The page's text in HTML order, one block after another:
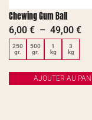
Chewing Gum Ball
6,00 € – 49,00 €
250
gr.
500
gr.
1
kg
3
kg
AJOUTER AU